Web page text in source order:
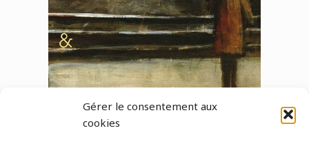
Gérer le consentement aux
cookies